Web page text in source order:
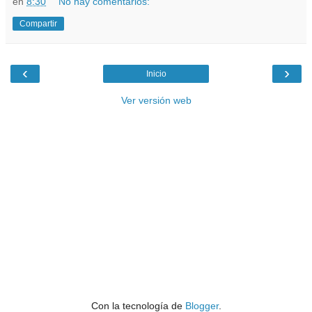
Compartir
‹ ›
Inicio
Ver versión web
Con la tecnología de Blogger.